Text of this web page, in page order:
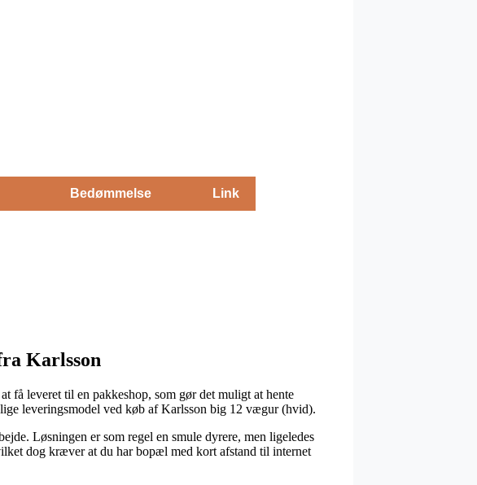
Bedømmelse Link
Karlsson
få leveret til en pakkeshop, som gør det muligt at hente
leveringsmodel ved køb af Karlsson big 12 vægur (hvid).
Løsningen er som regel en smule dyrere, men ligeledes
dog kræver at du har bopæl med kort afstand til internet